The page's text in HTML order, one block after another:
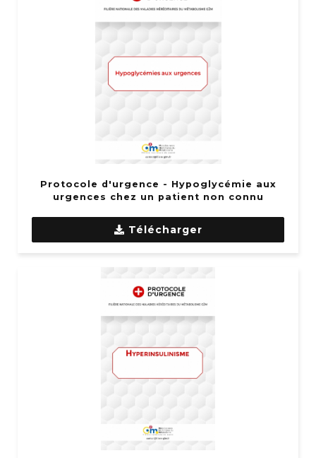
Protocole d'urgence - Hypoglycémie aux
urgences chez un patient non connu
Télécharger